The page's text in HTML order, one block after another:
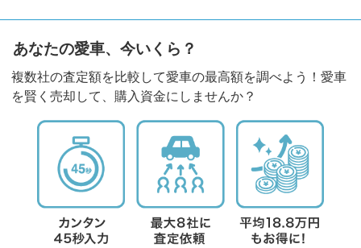
あなたの愛車、今いくら？
複数社の査定額を比較して愛車の最高額を調べよう！愛車
を賢く売却して、購入資金にしませんか？